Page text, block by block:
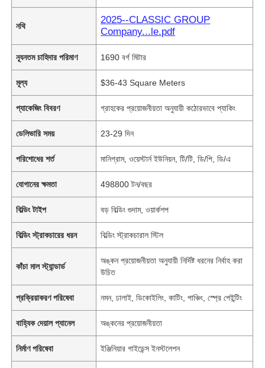
নথি
2025--CLASSIC GROUP
Company...le.pdf
ন্যূনতম চাহিদার পরিমাণ 1690 বর্গ মিটার
মূল্য $36-43 Square Meters
প্যাকেজিং বিবরণ গ্রাহকের প্রয়োজনীয়তা অনুযায়ী কঠোরভাবে প্যাকিং
ডেলিভারি সময় 23-29 দিন
পরিশোধের শর্ত মানিগ্রাম, ওয়েস্টার্ন ইউনিয়ন, টি/টি, ডি/পি, ডি/এ
যোগানের ক্ষমতা 498800 টন/বছর
বিল্ডিং টাইপ বড় বিল্ডিং গুদাম, ওয়ার্কশপ
বিল্ডিং স্ট্রাকচারের ধরন বিল্ডিং স্ট্রাকচারাল স্টিল
কাঁচা মাল স্ট্যান্ডার্ড
অঙ্কন প্রয়োজনীয়তা অনুযায়ী নির্দিষ্ট ধরনের নির্বাহ করা
উচিত
প্রক্রিয়াকরণ পরিষেবা নমন, ঢালাই, ডিকোইলিং, কাটিং, পাঞ্চিং, স্প্রে পেইন্টিং
বাহ্যিক দেয়াল প্যানেল অঙ্কনের প্রয়োজনীয়তা
নির্মাণ পরিষেবা ইঞ্জিনিয়ার গাইডেন্স ইনস্টলেশন